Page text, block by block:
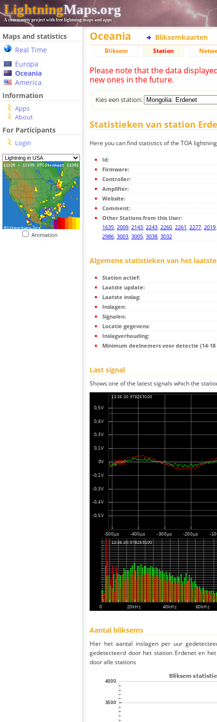
LightningMaps.org
A community project with free lightning maps and apps
Maps and statistics
Real Time
Europa
Oceania
America
Information
Apps
About
For Participants
Login
Animation
Oceania Bliksemkaarten
Bliksem Station
Please note that the data
new ones in the future.
Kies een station:
Statistieken van station
Here you can find statistics of the TOA
Id:
Firmware:
Controller:
Amplifier:
Website:
Comment:
Other Stations from this User:
1635, 2009, 2143, 2243, 2260, 2261, 2277, 2019
2986, 3003, 3005, 3038, 3032
Algemene statistieken van het
Station actief:
Laatste update:
Laatste inslag:
Inslagen:
Signalen:
Locatie gegevens:
Inslagverhouding:
Minimum deelnemers voor detectie (14-
Last signal
Shows one of the latest signals which the
Aantal bliksems
Hier het aantal inslagen per uur
gedetecteerd door het station Erdenet en
door alle stations